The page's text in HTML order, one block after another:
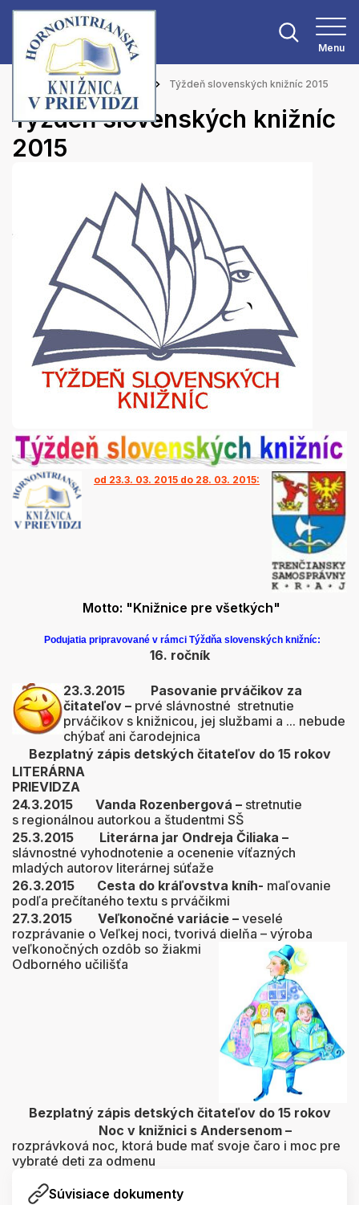
Menu
Hlavná stránka Aktuality Týždeň slovenských knižníc 2015
Týždeň slovenských knižníc
2015
od 23.3. 03. 2015 do 28. 03. 2015:
Motto: "Knižnice pre všetkých"
Podujatia pripravované v rámci Týždňa slovenských knižníc:
16. ročník
23.3.2015
Pasovanie prváčikov za
čitateľov – prvé slávnostné stretnutie
prváčikov s knižnicou, jej službami a ... nebude
chýbať ani čarodejnica
Bezplatný zápis detských čitateľov do 15 rokov
LITERÁRNA
PRIEVIDZA
24.3.2015 Vanda Rozenbergová – stretnutie
s regionálnou autorkou a študentmi SŠ
25.3.2015 Literárna jar Ondreja Čiliaka –
slávnostné vyhodnotenie a ocenenie víťazných
mladých autorov literárnej súťaže
26.3.2015 Cesta do kráľovstva kníh- maľovanie
podľa prečítaného textu s prváčikmi
27.3.2015 Veľkonočné variácie – veselé
rozprávanie o Veľkej noci, tvorivá dielňa – výroba
veľkonočných ozdôb so žiakmi
Odborného učilišťa
Bezplatný zápis detských čitateľov do 15 rokov
Noc v knižnici s Andersenom –
rozprávková noc, ktorá bude mať svoje čaro i moc pre
vybraté deti za odmenu
Súvisiace dokumenty